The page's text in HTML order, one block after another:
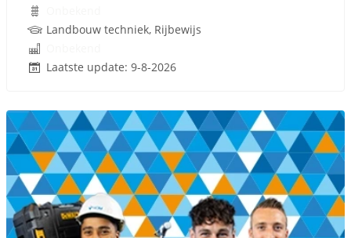
Landbouw techniek, Rijbewijs
Laatste update: 9-8-2026